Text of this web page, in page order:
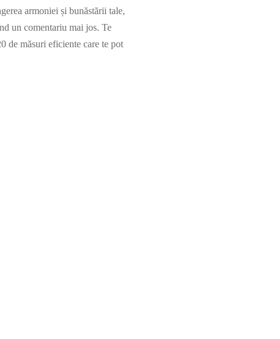
armoniei și bunăstării tale,
un comentariu mai jos. Te
de măsuri eficiente care te pot